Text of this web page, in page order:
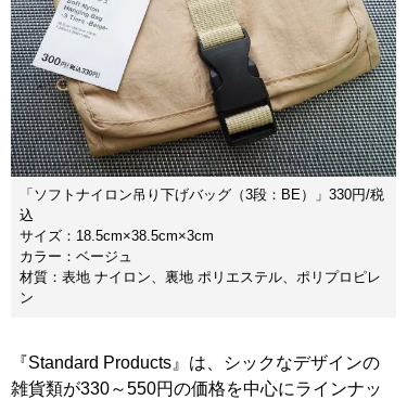
「ソフトナイロン吊り下げバッグ（3段：BE）」330円/税
込
サイズ：18.5cm×38.5cm×3cm
カラー：ベージュ
材質：表地 ナイロン、裏地 ポリエステル、ポリプロピレ
ン
『Standard Products』は、シックなデザインの
雑貨類が330～550円の価格を中心にラインナッ